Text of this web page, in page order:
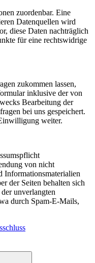
zuordenbar. Eine
Datenquellen wird
diese Daten nachträglich
für eine rechtswidrige
zukommen lassen,
inklusive der von
Bearbeitung der
bei uns gespeichert.
weiter.
von nicht
Informationsmaterialien
der Seiten behalten sich
unverlangten
durch Spam-E-Mails,